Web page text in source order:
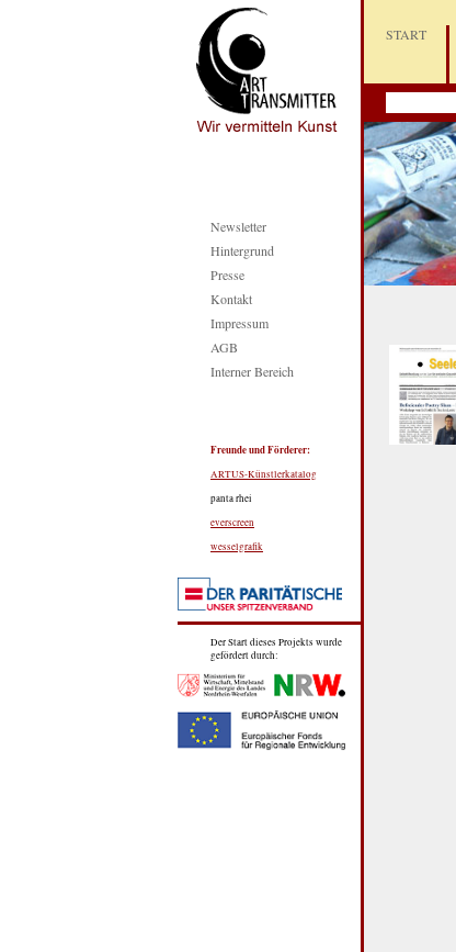
Newsletter
Hintergrund
Presse
Kontakt
Impressum
AGB
Interner Bereich
Freunde und Förderer:
ARTUS-Künstlerkatalog
panta rhei
everscreen
wesselgrafik
Der Start dieses Projekts wurde
gefördert durch:
START